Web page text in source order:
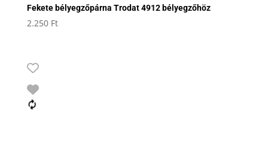
Fekete bélyegzőpárna Trodat 4912 bélyegzőhöz
2.250 Ft